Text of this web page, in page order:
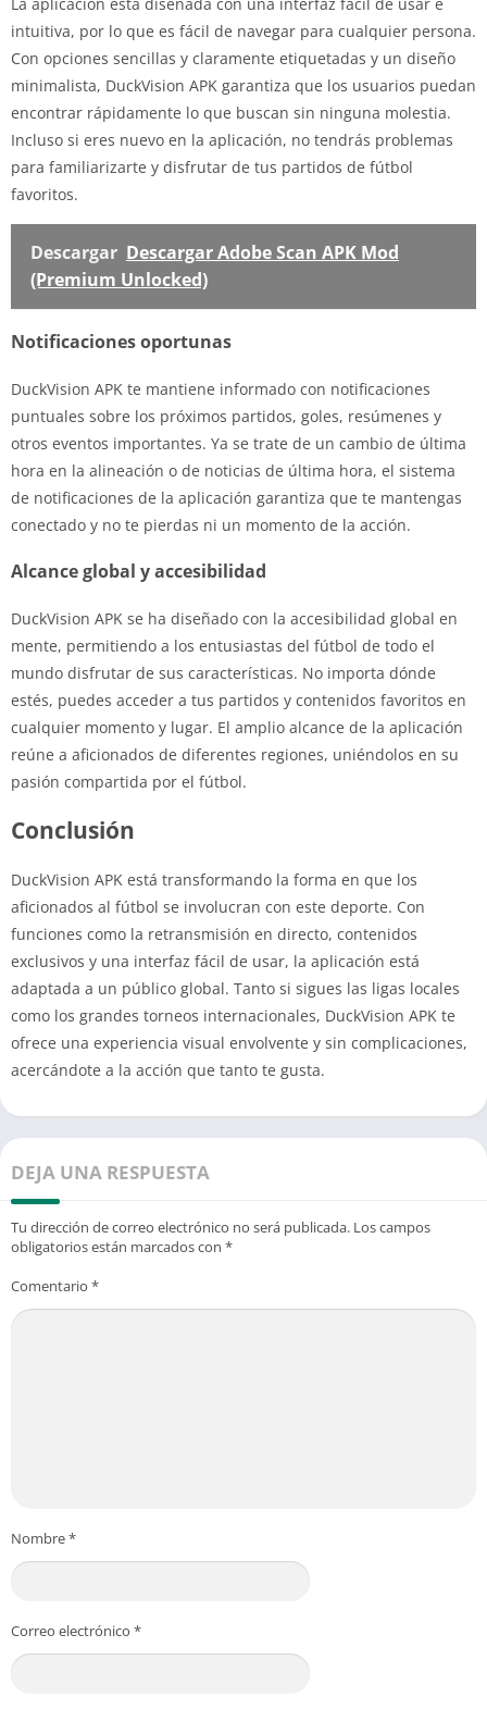
intuitiva, por lo que es fácil de navegar para cualquier persona.
Con opciones sencillas y claramente etiquetadas y un diseño
minimalista, DuckVision APK garantiza que los usuarios puedan
encontrar rápidamente lo que buscan sin ninguna molestia.
Incluso si eres nuevo en la aplicación, no tendrás problemas
para familiarizarte y disfrutar de tus partidos de fútbol
favoritos.
Descargar Descargar Adobe Scan APK Mod
(Premium Unlocked)
Notificaciones oportunas
DuckVision APK te mantiene informado con notificaciones
puntuales sobre los próximos partidos, goles, resúmenes y
otros eventos importantes. Ya se trate de un cambio de última
hora en la alineación o de noticias de última hora, el sistema
de notificaciones de la aplicación garantiza que te mantengas
conectado y no te pierdas ni un momento de la acción.
Alcance global y accesibilidad
DuckVision APK se ha diseñado con la accesibilidad global en
mente, permitiendo a los entusiastas del fútbol de todo el
mundo disfrutar de sus características. No importa dónde
estés, puedes acceder a tus partidos y contenidos favoritos en
cualquier momento y lugar. El amplio alcance de la aplicación
reúne a aficionados de diferentes regiones, uniéndolos en su
pasión compartida por el fútbol.
Conclusión
DuckVision APK está transformando la forma en que los
aficionados al fútbol se involucran con este deporte. Con
funciones como la retransmisión en directo, contenidos
exclusivos y una interfaz fácil de usar, la aplicación está
adaptada a un público global. Tanto si sigues las ligas locales
como los grandes torneos internacionales, DuckVision APK te
ofrece una experiencia visual envolvente y sin complicaciones,
acercándote a la acción que tanto te gusta.
DEJA UNA RESPUESTA
Tu dirección de correo electrónico no será publicada. Los campos
obligatorios están marcados con *
Comentario *
Nombre*
Correo electrónico *